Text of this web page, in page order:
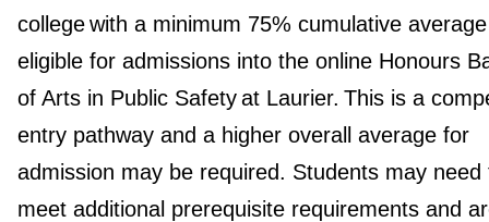
college with a minimum 75% cumulative
eligible for admissions into the online Honours
of Arts in Public Safety at Laurier. This is a
entry pathway and a higher overall average for
admission may be required. Students may need
meet additional prerequisite requirements and